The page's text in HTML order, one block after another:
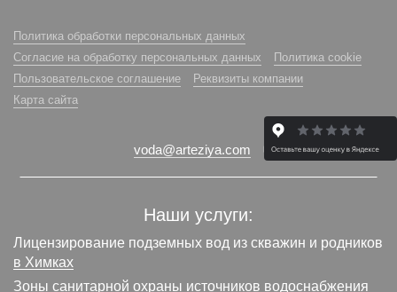
Политика обработки персональных данных
Согласие на обработку персональных данных
Политика cookie
Пользовательское соглашение
Реквизиты компании
Карта сайта
voda@arteziya.com
Наши услуги:
Лицензирование подземных вод из скважин и родников
в Химках
Зоны санитарной охраны источников водоснабжения